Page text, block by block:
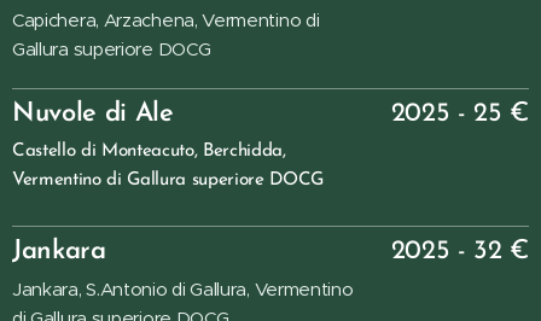
Capichera, Arzachena, Vermentino di
Gallura superiore DOCG
Nuvole di Ale
Castello di Monteacuto, Berchidda,
Vermentino di Gallura superiore DOCG
2025 - 25 €
Jankara
Jankara, S.Antonio di Gallura, Vermentino
2025 - 32 €